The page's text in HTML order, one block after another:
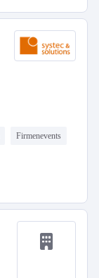
Firmenevents